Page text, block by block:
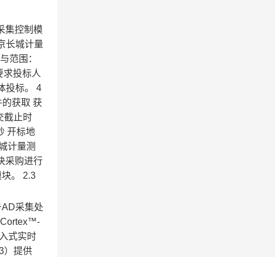
集控制模
长城计量
范围：
求投标人
投标。 4
获取 获
截止时
开标地
计量测
采购进行
。 2.3
采集处
式实时
）提供